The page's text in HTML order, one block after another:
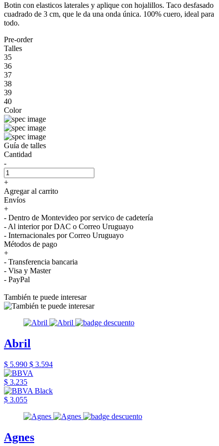
Botin con elasticos laterales y aplique con hojalillos. Taco desfasado
cuadrado de 3 cm, que le da una onda única. 100% cuero, ideal para
todo.
Pre-order
Talles
35
36
37
38
39
40
Color
Guía de talles
Cantidad
-
+
Agregar al carrito
Envíos
+
- Dentro de Montevideo por servico de cadetería
- Al interior por DAC o Correo Uruguayo
- Internacionales por Correo Uruguayo
Métodos de pago
+
- Transferencia bancaria
- Visa y Master
- PayPal
También te puede interesar
Abril
$ 5.990 $ 3.594
$ 3.235
$ 3.055
Agnes